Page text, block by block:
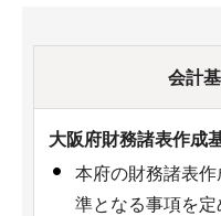
会計
大阪府財務諸表作成
本府の財務諸表
準となる事項を定